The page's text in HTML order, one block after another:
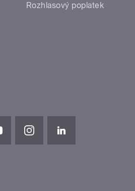
Rozhlasový poplatek